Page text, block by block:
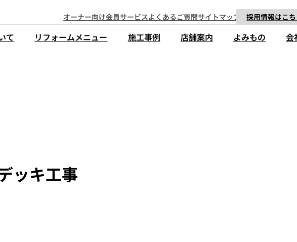
オーナー向け会員サービスよくあるご質問サイトマップ 採用情報はこ
て リフォームメニュー 施工事例 店舗案内 よみもの 会
ッキ工事